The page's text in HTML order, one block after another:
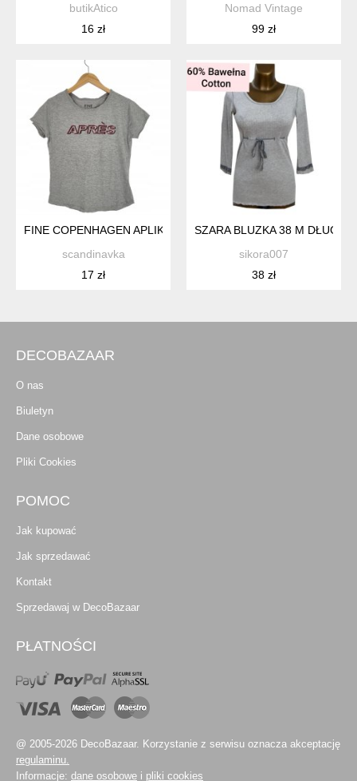
butikAtico
16 zł
Nomad Vintage
99 zł
FINE COPENHAGEN APLIKACJA APRES SZARY TSHIRT 36 S
scandinavka
17 zł
SZARA BLUZKA 38 M DŁUGI
sikora007
38 zł
DECOBAZAAR
O nas
Biuletyn
Dane osobowe
Pliki Cookies
POMOC
Jak kupować
Jak sprzedawać
Kontakt
Sprzedawaj w DecoBazaar
PŁATNOŚCI
@ 2005-2026 DecoBazaar. Korzystanie z serwisu oznacza akceptację
regulaminu.
Informacje: dane osobowe i pliki cookies